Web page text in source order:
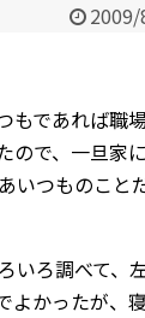
もであれば職
ので、一旦家
いつものこと
いろ調べて、
よかったが、